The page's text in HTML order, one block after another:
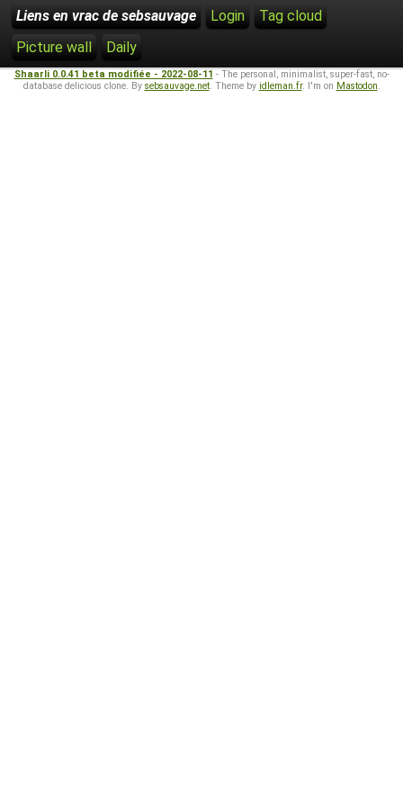
Liens en vrac de sebsauvage Login
Tag cloud
Picture wall
Daily
Shaarli 0.0.41 beta modifiée - 2022-08-11 - The personal, minimalist, super-fast, no-
database delicious clone. By sebsauvage.net. Theme by idleman.fr. I'm on Mastodon.